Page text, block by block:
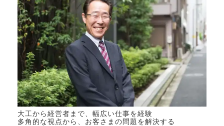
大工から経営者まで、幅広い仕事を経験
多角的な視点から、お客さまの問題を解決する